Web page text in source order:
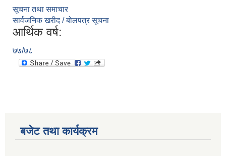
सूचना तथा समाचार
सार्वजनिक खरीद / बोलपत्र सूचना
आर्थिक वर्ष:
७७/७८
बजेट तथा कार्यक्रम